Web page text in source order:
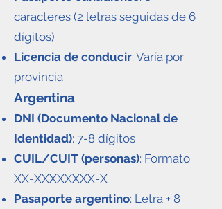
caracteres (2 letras seguidas de 6
dígitos)
Licencia de conducir: Varía por
provincia
Argentina
DNI (Documento Nacional de
Identidad): 7-8 dígitos
CUIL/CUIT (personas): Formato
XX-XXXXXXXX-X
Pasaporte argentino: Letra + 8